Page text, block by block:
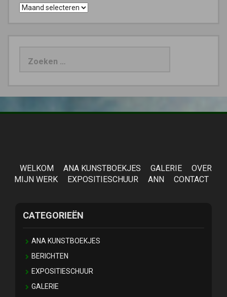
Archieven
WELKOM ANA KUNSTBOEKJES GALERIE
OVER
MIJN WERK
EXPOSITIESCHUUR ANN CONTACT
CATEGORIEËN
ANA KUNSTBOEKJES
BERICHTEN
EXPOSITIESCHUUR
GALERIE